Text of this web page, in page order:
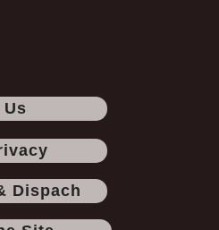
Dispach